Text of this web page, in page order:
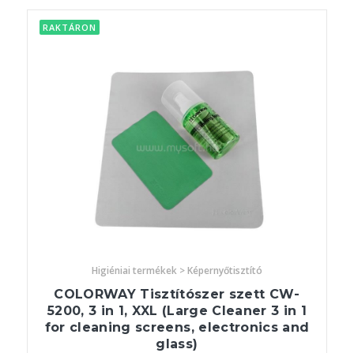
RAKTÁRON
Higiéniai termékek > Képernyőtisztító
COLORWAY Tisztítószer szett CW-
5200, 3 in 1, XXL (Large Cleaner 3 in 1
for cleaning screens, electronics and
glass)